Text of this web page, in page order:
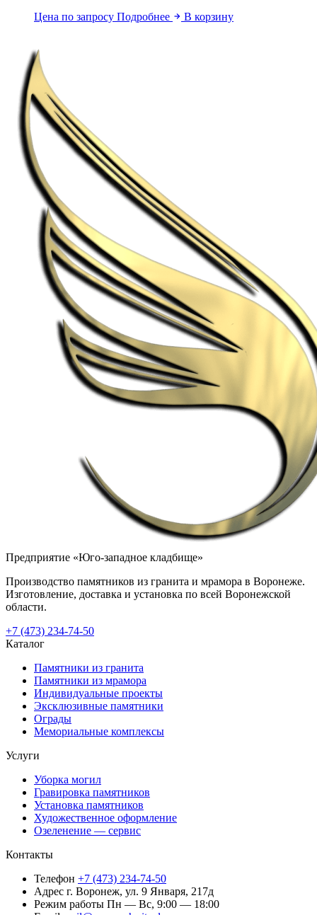
Цена по запросу Подробнее В корзину
Предприятие «Юго-западное кладбище»
Производство памятников из гранита и мрамора в Воронеже.
Изготовление, доставка и установка по всей Воронежской
области.
+7 (473) 234-74-50
Каталог
Памятники из гранита
Памятники из мрамора
Индивидуальные проекты
Эксклюзивные памятники
Ограды
Мемориальные комплексы
Услуги
Уборка могил
Гравировка памятников
Установка памятников
Художественное оформление
Озеленение — сервис
Контакты
Телефон +7 (473) 234-74-50
Адрес г. Воронеж, ул. 9 Января, 217д
Режим работы Пн — Вс, 9:00 — 18:00